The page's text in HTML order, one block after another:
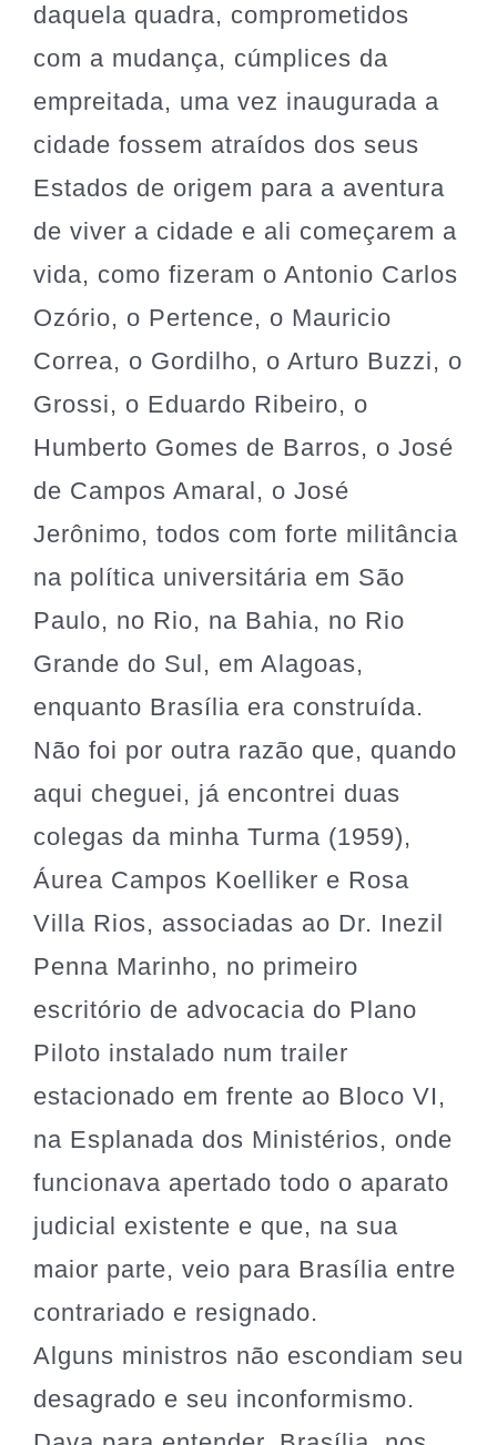
daquela quadra, comprometidos
com a mudança, cúmplices da
empreitada, uma vez inaugurada a
cidade fossem atraídos dos seus
Estados de origem para a aventura
de viver a cidade e ali começarem a
vida, como fizeram o Antonio Carlos
Ozório, o Pertence, o Mauricio
Correa, o Gordilho, o Arturo Buzzi, o
Grossi, o Eduardo Ribeiro, o
Humberto Gomes de Barros, o José
de Campos Amaral, o José
Jerônimo, todos com forte militância
na política universitária em São
Paulo, no Rio, na Bahia, no Rio
Grande do Sul, em Alagoas,
enquanto Brasília era construída.
Não foi por outra razão que, quando
aqui cheguei, já encontrei duas
colegas da minha Turma (1959),
Áurea Campos Koelliker e Rosa
Villa Rios, associadas ao Dr. Inezil
Penna Marinho, no primeiro
escritório de advocacia do Plano
Piloto instalado num trailer
estacionado em frente ao Bloco VI,
na Esplanada dos Ministérios, onde
funcionava apertado todo o aparato
judicial existente e que, na sua
maior parte, veio para Brasília entre
contrariado e resignado.
Alguns ministros não escondiam seu
desagrado e seu inconformismo.